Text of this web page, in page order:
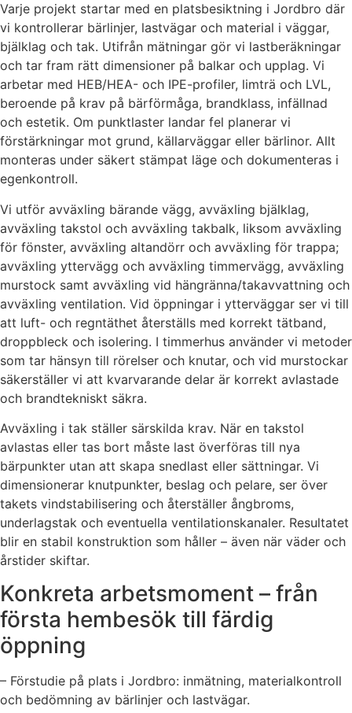
Varje projekt startar med en platsbesiktning i Jordbro där
vi kontrollerar bärlinjer, lastvägar och material i väggar,
bjälklag och tak. Utifrån mätningar gör vi lastberäkningar
och tar fram rätt dimensioner på balkar och upplag. Vi
arbetar med HEB/HEA- och IPE-profiler, limträ och LVL,
beroende på krav på bärförmåga, brandklass, infällnad
och estetik. Om punktlaster landar fel planerar vi
förstärkningar mot grund, källarväggar eller bärlinor. Allt
monteras under säkert stämpat läge och dokumenteras i
egenkontroll.
Vi utför avväxling bärande vägg, avväxling bjälklag,
avväxling takstol och avväxling takbalk, liksom avväxling
för fönster, avväxling altandörr och avväxling för trappa;
avväxling yttervägg och avväxling timmervägg, avväxling
murstock samt avväxling vid hängränna/takavvattning och
avväxling ventilation. Vid öppningar i ytterväggar ser vi till
att luft- och regntäthet återställs med korrekt tätband,
droppbleck och isolering. I timmerhus använder vi metoder
som tar hänsyn till rörelser och knutar, och vid murstockar
säkerställer vi att kvarvarande delar är korrekt avlastade
och brandtekniskt säkra.
Avväxling i tak ställer särskilda krav. När en takstol
avlastas eller tas bort måste last överföras till nya
bärpunkter utan att skapa snedlast eller sättningar. Vi
dimensionerar knutpunkter, beslag och pelare, ser över
takets vindstabilisering och återställer ångbroms,
underlagstak och eventuella ventilationskanaler. Resultatet
blir en stabil konstruktion som håller – även när väder och
årstider skiftar.
Konkreta arbetsmoment – från
första hembesök till färdig
öppning
– Förstudie på plats i Jordbro: inmätning, materialkontroll
och bedömning av bärlinjer och lastvägar.